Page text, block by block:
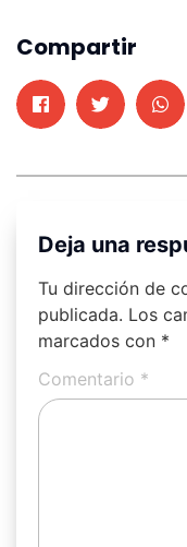
Compartir
Deja una
Tu dirección de
publicada. Los
marcados con *
Comentario *